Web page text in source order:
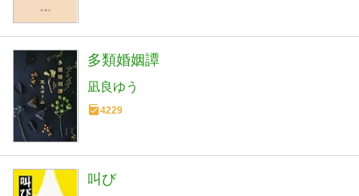
多類婚姻譚
凪良ゆう
4229
叫び